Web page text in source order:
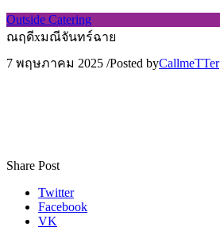
Outside Catering
ณฤดีxมณีจันทร์ฉาย
7 พฤษภาคม 2025 /Posted byCallmeTTer
Share Post
Twitter
Facebook
VK